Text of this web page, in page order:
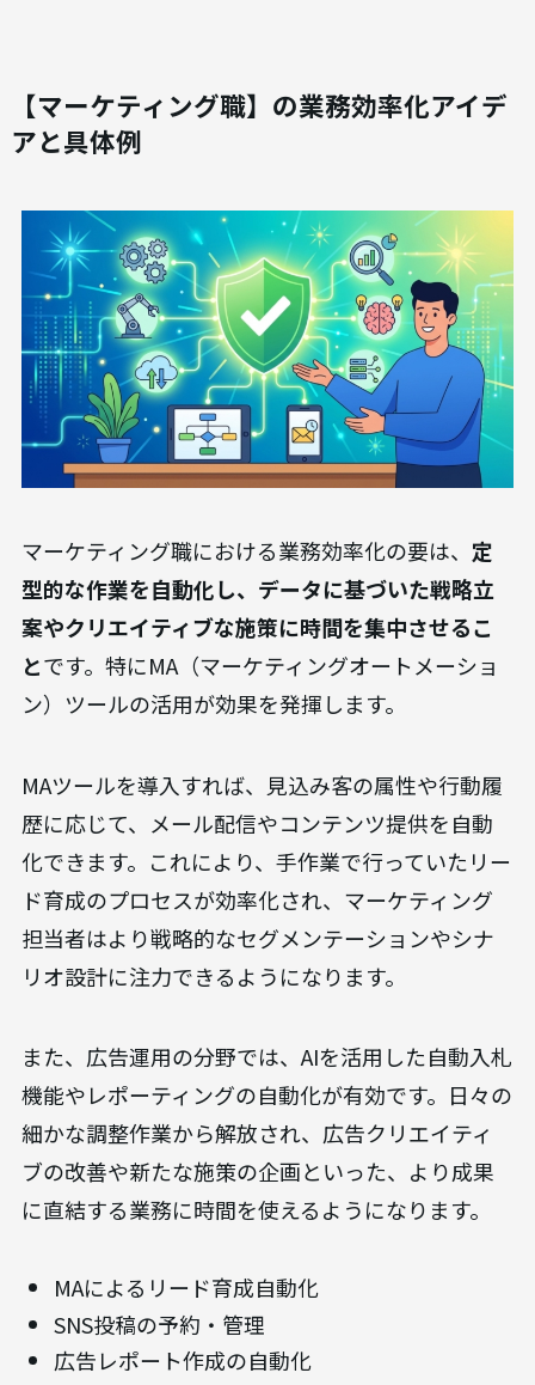
【マーケティング職】の業務効率化アイデ
アと具体例
マーケティング職における業務効率化の要は、 定
型的な作業を自動化し、データに基づいた戦略立
案やクリエイティブな施策に時間を集中させるこ
とです。特にMA（マーケティングオートメーショ
ン）ツールの活用が効果を発揮します。
MAツールを導入すれば、見込み客の属性や行動履
歴に応じて、メール配信やコンテンツ提供を自動
化できます。これにより、手作業で行っていたリー
ド育成のプロセスが効率化され、マーケティング
担当者はより戦略的なセグメンテーションやシナ
リオ設計に注力できるようになります。
また、広告運用の分野では、AIを活用した自動入札
機能やレポーティングの自動化が有効です。日々の
細かな調整作業から解放され、広告クリエイティ
ブの改善や新たな施策の企画といった、より成果
に直結する業務に時間を使えるようになります。
MAによるリード育成自動化
SNS投稿の予約・管理
広告レポート作成の自動化